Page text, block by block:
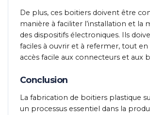
De plus, ces boitiers doivent être
manière à faciliter l’installation et la
des dispositifs électroniques. Ils
faciles à ouvrir et à refermer, tout
accès facile aux connecteurs et aux
Conclusion
La fabrication de boitiers plastique
un processus essentiel dans la